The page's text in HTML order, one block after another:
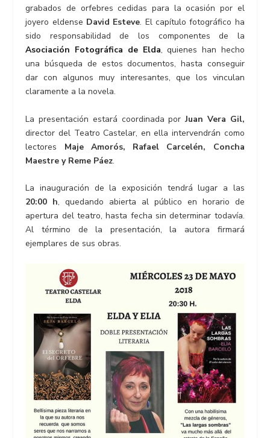
grabados de orfebres cedidas para la ocasión por el
joyero eldense David Esteve. El capítulo fotográfico ha
sido responsabilidad de los componentes de la
Asociación Fotográfica de Elda, quienes han hecho
una búsqueda de estos documentos, hasta conseguir
dar con algunos muy interesantes, que los vinculan
claramente a la novela.
La presentación estará coordinada porJuan Vera Gil,
director del Teatro Castelar, en ella intervendrán como
lectores Maje Amorós, Rafael Carcelén, Concha
Maestre y Reme Páez.
La inauguración de la exposición tendrá lugar a las
20:00 h, quedando abierta al público en horario de
apertura del teatro, hasta fecha sin determinar todavía.
Al término de la presentación, la autora firmará
ejemplares de sus obras.